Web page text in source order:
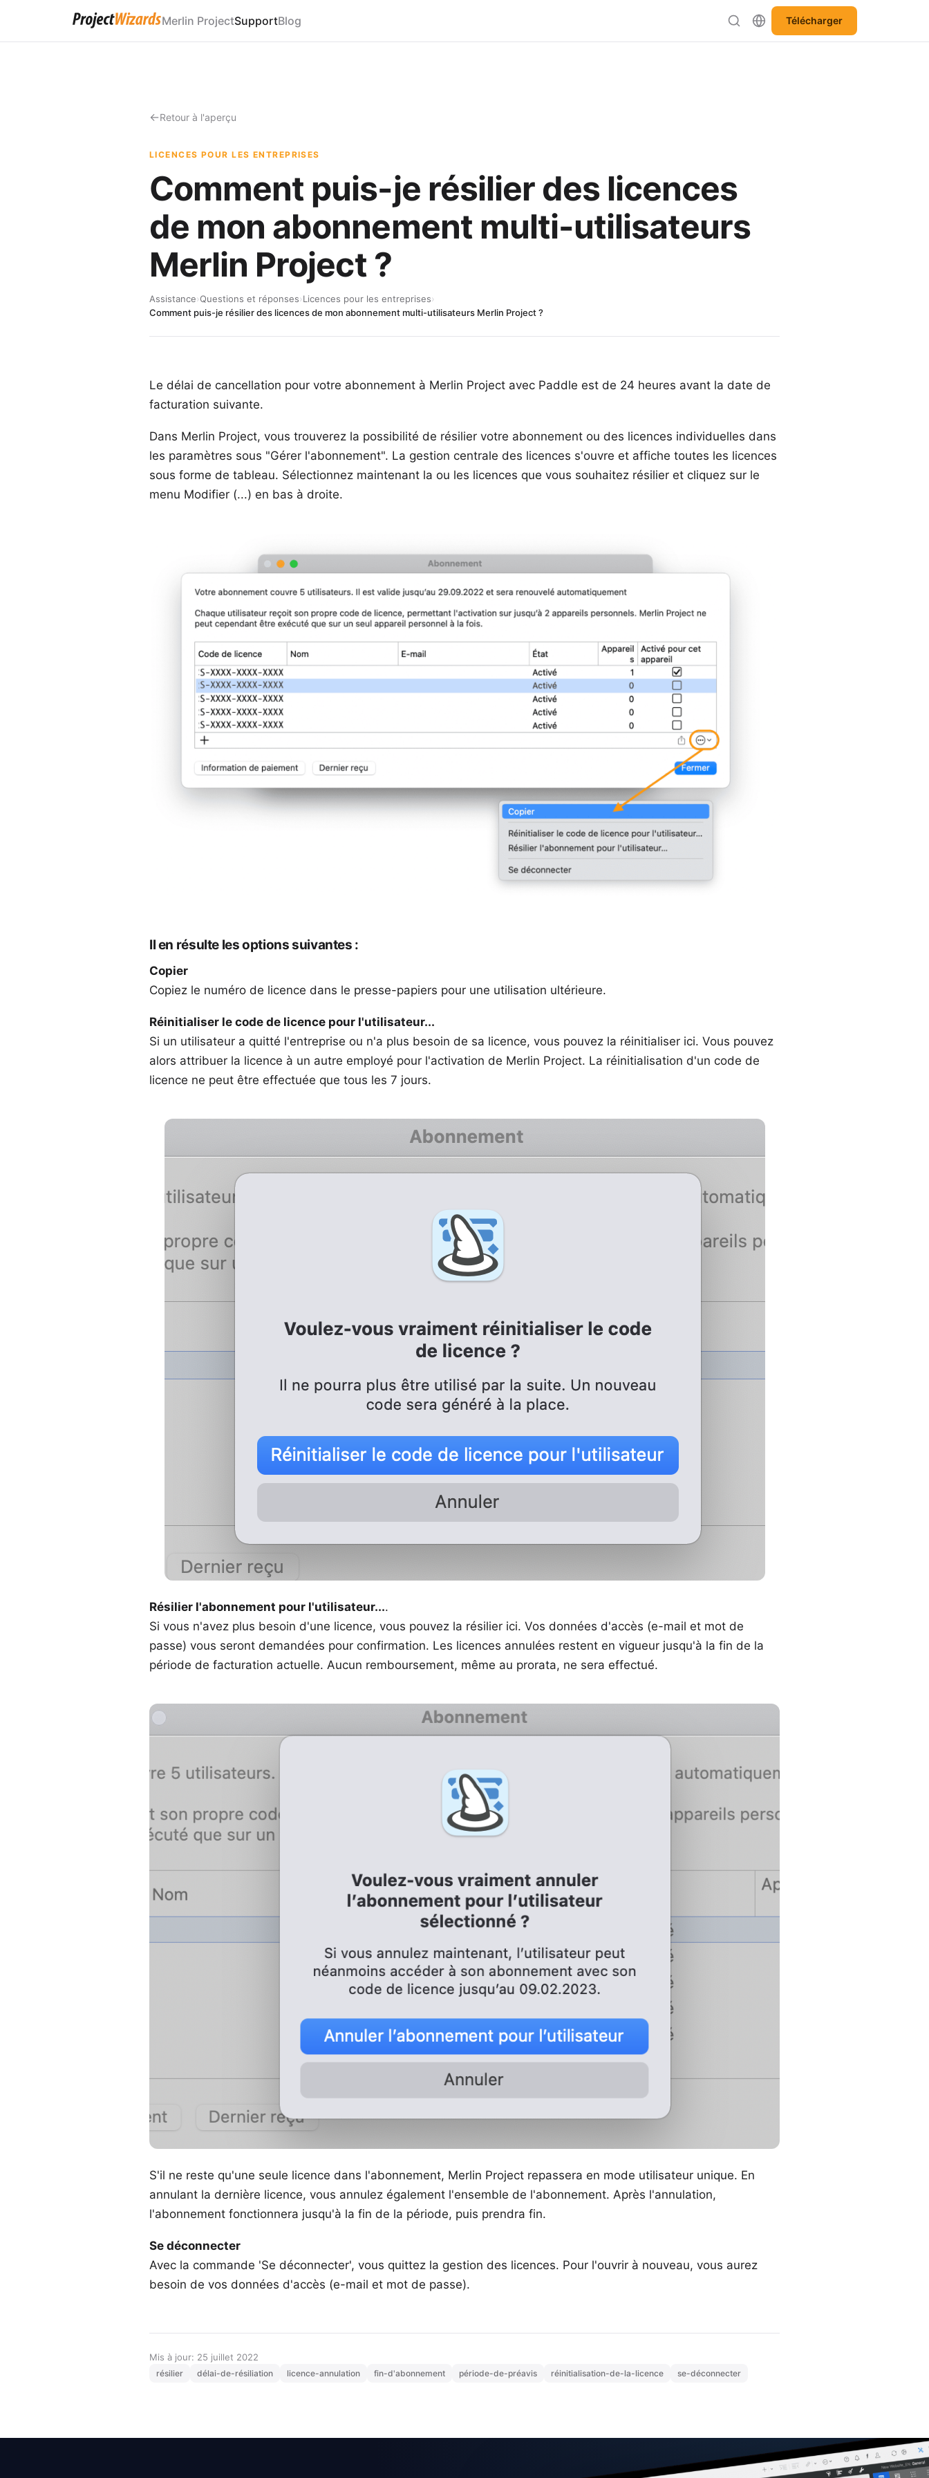
Merlin ProjectSupportBlog Télécharger
Retour à l'aperçu
LICENCES POUR LES ENTREPRISES
Comment puis-je résilier des licences
de mon abonnement multi-utilisateurs
Merlin Project ?
Assistance›Questions et réponses›Licences pour les entreprises›
Comment puis-je résilier des licences de mon abonnement multi-utilisateurs Merlin Project ?
Le délai de cancellation pour votre abonnement à Merlin Project avec Paddle est de 24 heures avant la date de
facturation suivante.
Dans Merlin Project, vous trouverez la possibilité de résilier votre abonnement ou des licences individuelles dans
les paramètres sous "Gérer l'abonnement". La gestion centrale des licences s'ouvre et affiche toutes les licences
sous forme de tableau. Sélectionnez maintenant la ou les licences que vous souhaitez résilier et cliquez sur le
menu Modifier (...) en bas à droite.
Il en résulte les options suivantes :
Copier
Copiez le numéro de licence dans le presse-papiers pour une utilisation ultérieure.
Réinitialiser le code de licence pour l'utilisateur...
Si un utilisateur a quitté l'entreprise ou n'a plus besoin de sa licence, vous pouvez la réinitialiser ici. Vous pouvez
alors attribuer la licence à un autre employé pour l'activation de Merlin Project. La réinitialisation d'un code de
licence ne peut être effectuée que tous les 7 jours.
Résilier l'abonnement pour l'utilisateur....
Si vous n'avez plus besoin d'une licence, vous pouvez la résilier ici. Vos données d'accès (e-mail et mot de
passe) vous seront demandées pour confirmation. Les licences annulées restent en vigueur jusqu'à la fin de la
période de facturation actuelle. Aucun remboursement, même au prorata, ne sera effectué.
S'il ne reste qu'une seule licence dans l'abonnement, Merlin Project repassera en mode utilisateur unique. En
annulant la dernière licence, vous annulez également l'ensemble de l'abonnement. Après l'annulation,
l'abonnement fonctionnera jusqu'à la fin de la période, puis prendra fin.
Se déconnecter
Avec la commande 'Se déconnecter', vous quittez la gestion des licences. Pour l'ouvrir à nouveau, vous aurez
besoin de vos données d'accès (e-mail et mot de passe).
Mis à jour: 25 juillet 2022
résilier délai-de-résiliation licence-annulation fin-d'abonnement période-de-préavis réinitialisation-de-la-licence se-déconnecter